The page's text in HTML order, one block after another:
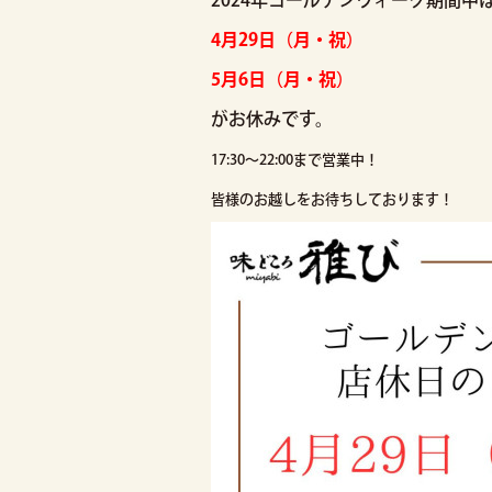
4月29日（月・祝）
5月6日（月・祝）
がお休みです。
17:30～22:00まで営業中！
皆様のお越しをお待ちしております！